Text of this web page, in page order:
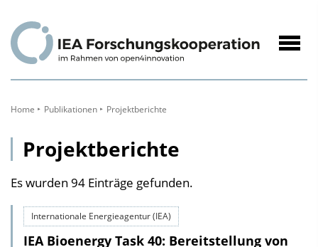
Inhalt
Home Publikationen Projektberichte
Projektberichte
Es wurden 94 Einträge gefunden.
Internationale Energieagentur (IEA)
IEA Bioenergy Task 40: Bereitstellung von